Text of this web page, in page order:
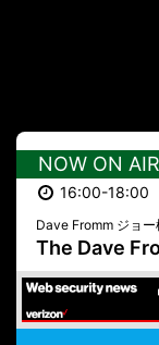
NOW ON AIR
16:00-18:00
Dave Fromm ジョ
The Dave